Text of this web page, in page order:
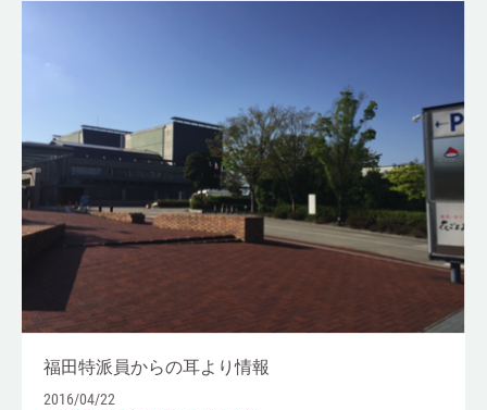
福田特派員からの耳より情報
2016/04/22